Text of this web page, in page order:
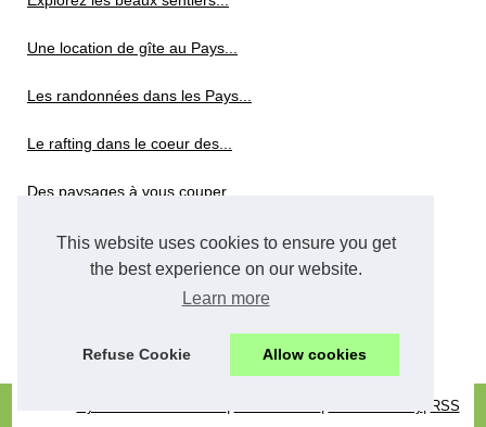
This website uses cookies to ensure you get
the best experience on our website.
Learn more
Refuse Cookie Allow cookies
Une location de gîte au Pays...
Les randonnées dans les Pays...
Le rafting dans le coeur des...
Des paysages à vous couper...
Sports aquatiques
RSS